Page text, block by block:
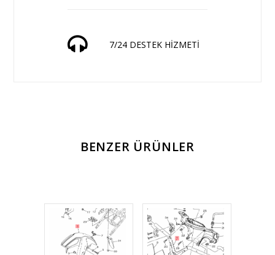
7/24 DESTEK HİZMETİ
BENZER ÜRÜNLER